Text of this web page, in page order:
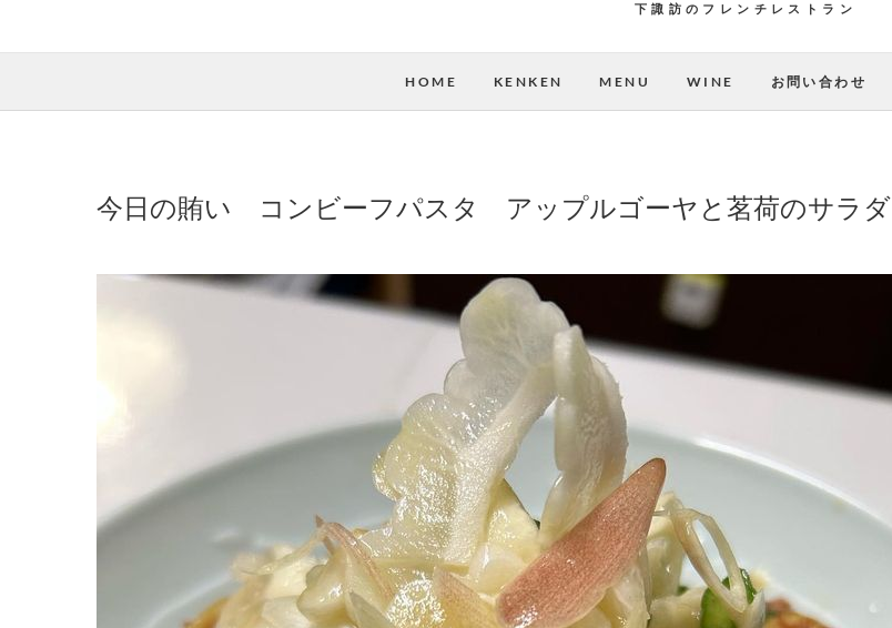
下諏訪のフレンチレストラン
HOME KENKEN MENU WINE お問い合わせ
今日の賄い コンビーフパスタ アップルゴーヤと茗荷のサラダ